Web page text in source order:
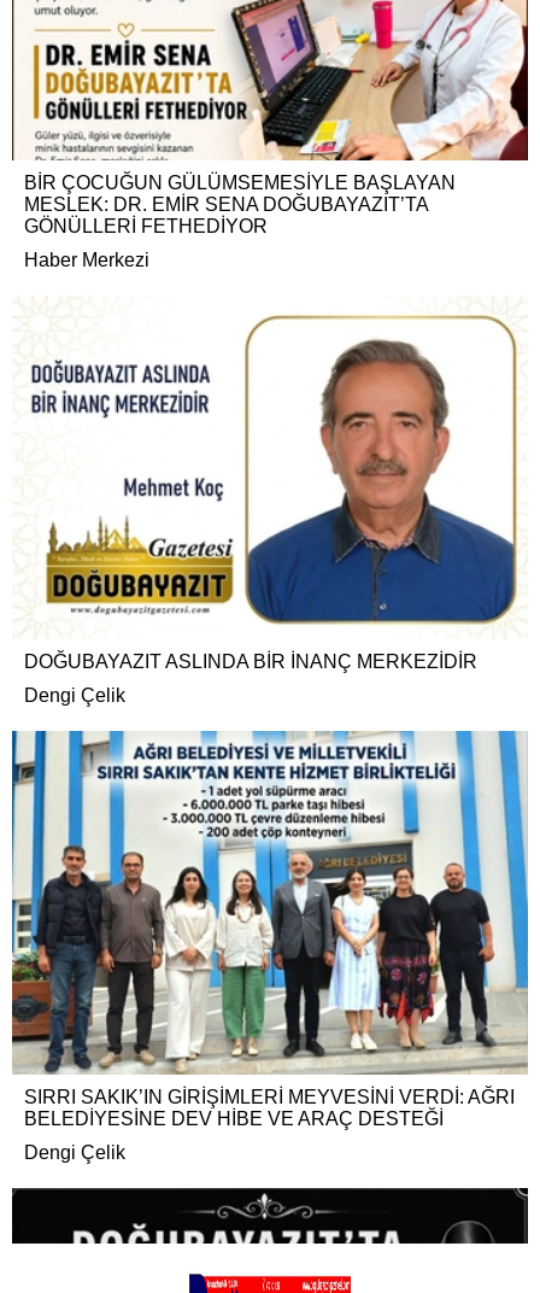
BİR ÇOCUĞUN GÜLÜMSEMESİYLE BAŞLAYAN
MESLEK: DR. EMİR SENA DOĞUBAYAZIT’TA
GÖNÜLLERİ FETHEDİYOR
Haber Merkezi
DOĞUBAYAZIT ASLINDA BİR İNANÇ MERKEZİDİR
Dengi Çelik
SIRRI SAKIK’IN GİRİŞİMLERİ MEYVESİNİ VERDİ: AĞRI
BELEDİYESİNE DEV HİBE VE ARAÇ DESTEĞİ
Dengi Çelik